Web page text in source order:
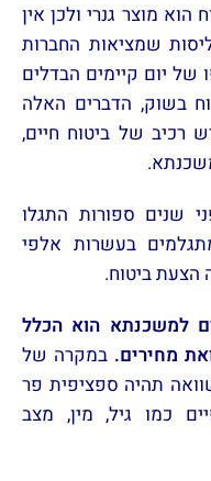
מוצר גנרי ולכן אין
שמציאות החברות
של יום קיימים הבדלים
בשוק, הדברים האלה
רכיב של ביטוח חיים,
שנים ספורות התגלו
בעשרות אלפי
הצעת ביטוח.
למשכנתא הוא הכלל
מחירים. במקרה של
תהיה ספציפית פר
כמו גיל, מין, מצב